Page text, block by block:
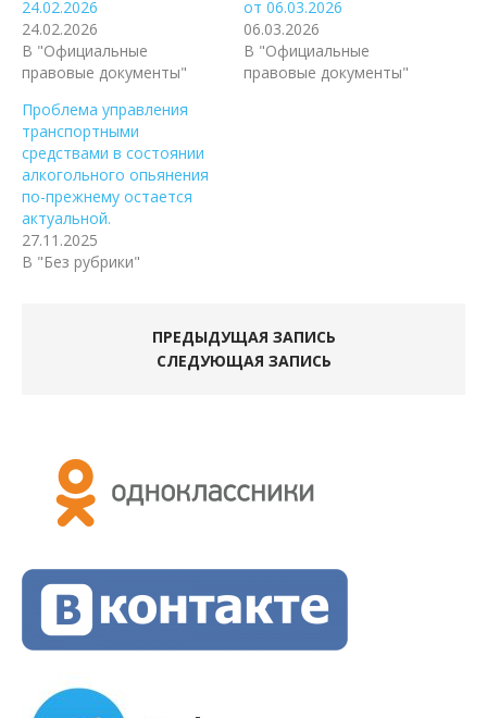
24.02.2026
24.02.2026
В "Официальные
правовые документы"
от 06.03.2026
06.03.2026
В "Официальные
правовые документы"
Проблема управления
транспортными
средствами в состоянии
алкогольного опьянения
по-прежнему остается
актуальной.
27.11.2025
В "Без рубрики"
ПРЕДЫДУЩАЯ ЗАПИСЬ
СЛЕДУЮЩАЯ ЗАПИСЬ